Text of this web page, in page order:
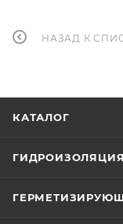
НАЗАД К
КАТАЛОГ
ГИДРОИЗОЛЯЦИЯ